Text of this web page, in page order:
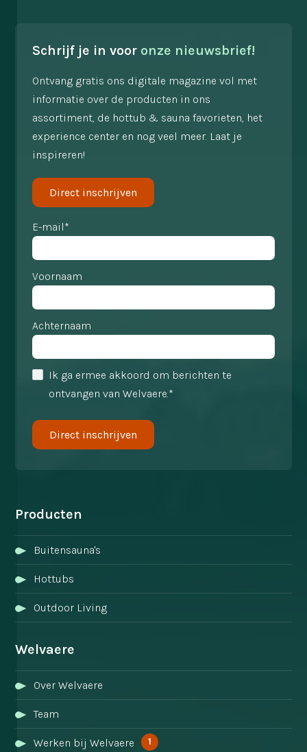
Schrijf je in voor onze nieuwsbrief!
Ontvang gratis ons digitale magazine vol met
informatie over de producten in ons
assortiment, de hottub & sauna favorieten, het
experience center en nog veel meer. Laat je
inspireren!
Direct inschrijven
E-mail*
Voornaam
Achternaam
Ik ga ermee akkoord om berichten te
ontvangen van Welvaere.*
Producten
Buitensauna's
Hottubs
Outdoor Living
Welvaere
Over Welvaere
Team
Werken bij Welvaere 1